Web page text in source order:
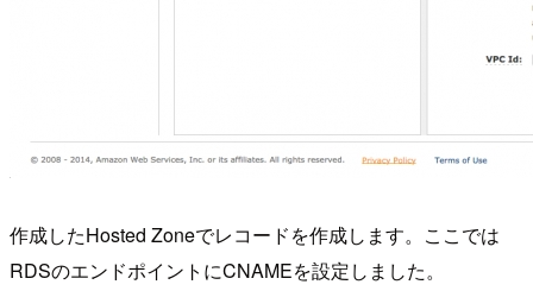
作成したHosted Zoneでレコードを作成します。ここでは
RDSのエンドポイントにCNAMEを設定しました。